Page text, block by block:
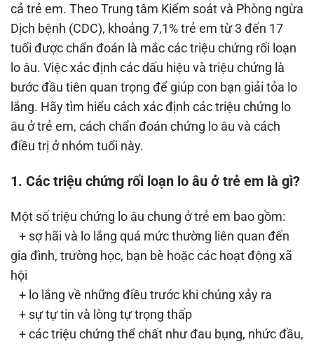
cả trẻ em. Theo Trung tâm Kiểm soát và Phòng ngừa
Dịch bệnh (CDC), khoảng 7,1% trẻ em từ 3 đến 17
tuổi được chẩn đoán là mắc các triệu chứng rối loạn
lo âu. Việc xác định các dấu hiệu và triệu chứng là
bước đầu tiên quan trọng để giúp con bạn giải tỏa lo
lắng. Hãy tìm hiểu cách xác định các triệu chứng lo
âu ở trẻ em, cách chẩn đoán chứng lo âu và cách
điều trị ở nhóm tuổi này.
1. Các triệu chứng rối loạn lo âu ở trẻ em là gì?
Một số triệu chứng lo âu chung ở trẻ em bao gồm:
+ sợ hãi và lo lắng quá mức thường liên quan đến
gia đình, trường học, bạn bè hoặc các hoạt động xã
hội
+ lo lắng về những điều trước khi chúng xảy ra
+ sự tự tin và lòng tự trọng thấp
+ các triệu chứng thể chất như đau bụng, nhức đầu,